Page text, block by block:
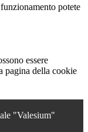
potete
essere
pagina della cookie
"Valesium"